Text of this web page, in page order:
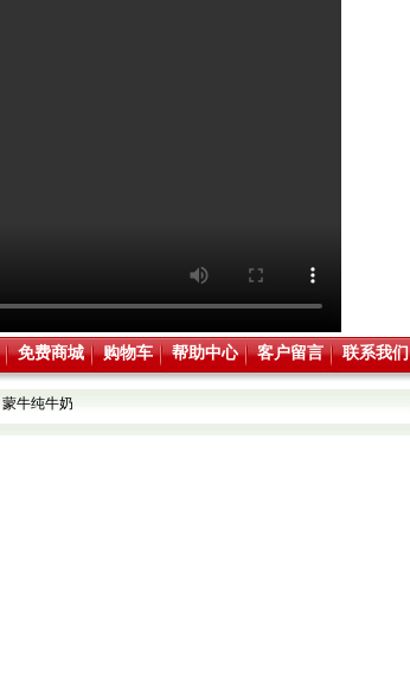
免费商城 购物车 帮助中心 客户留言 联系我们
蒙牛纯牛奶